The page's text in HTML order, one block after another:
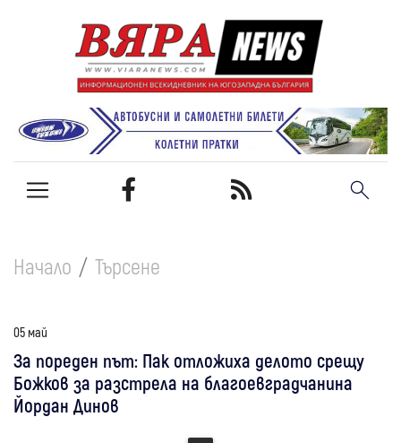
Начало Търсене
05 май
За пореден път: Пак отложиха делото срещу
Божков за разстрела на благоевградчанина
Йордан Динов